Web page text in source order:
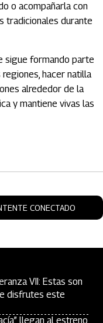
o acompañarla con
tradicionales durante
sigue formando parte
hacer natilla
alrededor de la
y mantiene vivas las
CONECTADO
VII: Estas son
disfrutes este
llegan al estreno